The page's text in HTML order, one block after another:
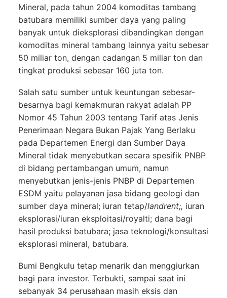
Mineral, pada tahun 2004 komoditas tambang
batubara memiliki sumber daya yang paling
banyak untuk dieksplorasi dibandingkan dengan
komoditas mineral tambang lainnya yaitu sebesar
50 miliar ton, dengan cadangan 5 miliar ton dan
tingkat produksi sebesar 160 juta ton.
Salah satu sumber untuk keuntungan sebesar-
besarnya bagi kemakmuran rakyat adalah PP
Nomor 45 Tahun 2003 tentang Tarif atas Jenis
Penerimaan Negara Bukan Pajak Yang Berlaku
pada Departemen Energi dan Sumber Daya
Mineral tidak menyebutkan secara spesifik PNBP
di bidang pertambangan umum, namun
menyebutkan jenis-jenis PNBP di Departemen
ESDM yaitu pelayanan jasa bidang geologi dan
sumber daya mineral; iuran tetap/landrent;, iuran
eksplorasi/iuran eksploitasi/royalti; dana bagi
hasil produksi batubara; jasa teknologi/konsultasi
eksplorasi mineral, batubara.
Bumi Bengkulu tetap menarik dan menggiurkan
bagi para investor. Terbukti, sampai saat ini
sebanyak 34 perusahaan masih eksis dan